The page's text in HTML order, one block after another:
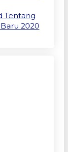
Tentang
2020